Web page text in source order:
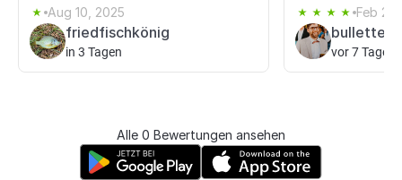
Aug 10, 2025
friedfischkönig
in 3 Tagen
Feb 21,
vor 7 Tagen
Alle 0 Bewertungen ansehen